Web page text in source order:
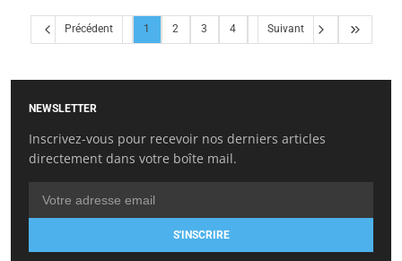
Précédent 1 2 3 4 Suivant
NEWSLETTER
Inscrivez-vous pour recevoir nos derniers articles
directement dans votre boîte mail.
S'INSCRIRE